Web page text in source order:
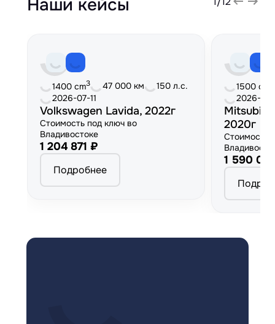
Наши кейсы
1400 cm3 47 000 км
150 л.с.
2026-07-11
Volkswagen Lavida, 2022г
Стоимость под ключ во
Владивостоке
1 204 871 ₽
Подробнее
1500 cm
2026-
2020г
Стоимость
1 590